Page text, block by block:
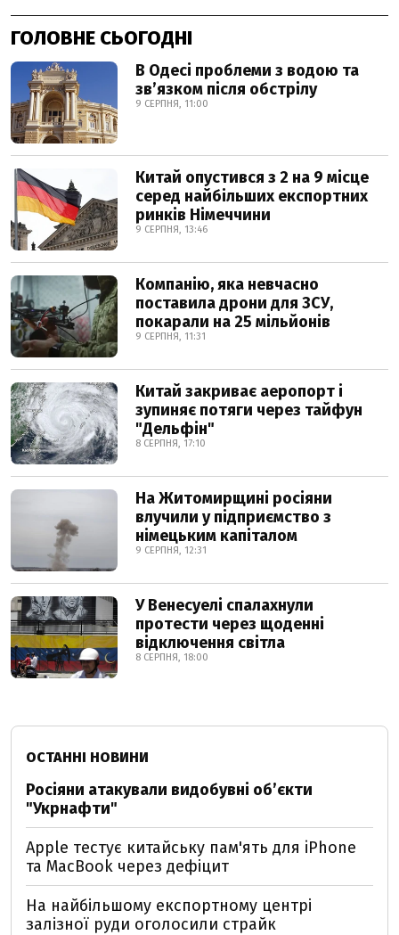
ГОЛОВНЕ СЬОГОДНІ
В Одесі проблеми з водою та
звʼязком після обстрілу
9 СЕРПНЯ, 11:00
Китай опустився з 2 на 9 місце
серед найбільших експортних
ринків Німеччини
9 СЕРПНЯ, 13:46
Компанію, яка невчасно
поставила дрони для ЗСУ,
покарали на 25 мільйонів
9 СЕРПНЯ, 11:31
Китай закриває аеропорт і
зупиняє потяги через тайфун
"Дельфін"
8 СЕРПНЯ, 17:10
На Житомирщині росіяни
влучили у підприємство з
німецьким капіталом
9 СЕРПНЯ, 12:31
У Венесуелі спалахнули
протести через щоденні
відключення світла
8 СЕРПНЯ, 18:00
ОСТАННІ НОВИНИ
Росіяни атакували видобувні обʼєкти
"Укрнафти"
Apple тестує китайську пам'ять для iPhone
та MacBook через дефіцит
На найбільшому експортному центрі
залізної руди оголосили страйк